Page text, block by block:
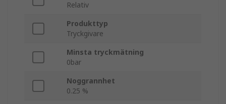
Relativ
Produkttyp
Tryckgivare
Minsta tryckmätning
0bar
Noggrannhet
0.25 %